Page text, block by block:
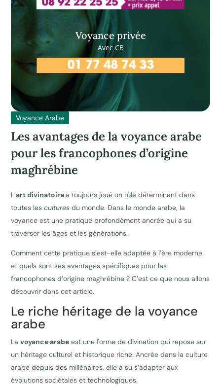
Voyance Arabe
Les avantages de la voyance arabe
pour les francophones d’origine
maghrébine
L’art divinatoirea toujours joué un rôle déterminant dans
toutes lescultures du monde. Dans le monde arabe, la
voyance est une pratique profondément ancrée qui a su
traverser les âges et les générations.
Comment cette pratique s’est-elle adaptée à l’ère moderne
et quels sont ses avantages spécifiques pour les
francophones d’origine maghrébine ? C’est ce que nous allons
découvrir dans cet article.
Le riche héritage de la voyance
arabe
Lavoyance arabe est une forme de divination qui repose sur
un héritage culturel et historique riche. Ancrée dans la culture
arabe depuis des millénaires, elle a su s’adapter aux
évolutions sociétales et technologiques.
Voyance privée
Avec CB